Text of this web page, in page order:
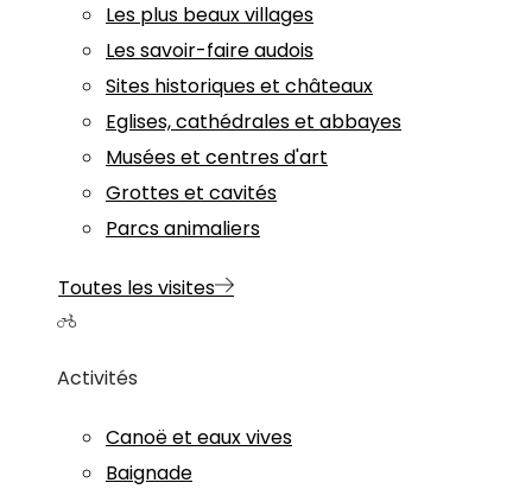
Les plus beaux villages
Les savoir-faire audois
Sites historiques et châteaux
Eglises, cathédrales et abbayes
Musées et centres d'art
Grottes et cavités
Parcs animaliers
Toutes les visites
Activités
Canoë et eaux vives
Baignade